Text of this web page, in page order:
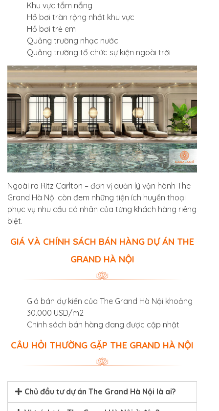
Khu vực tắm nắng
Hồ bơi tràn rộng nhất khu vực
Hồ bơi trẻ em
Quảng trường nhạc nước
Quảng trường tổ chức sự kiện ngoài trời
Ngoài ra Ritz Carlton – đơn vị quản lý vận hành The
Grand Hà Nội còn đem những tiện ích huyền thoại
phục vụ nhu cầu cá nhân của từng khách hàng riêng
biệt.
GIÁ VÀ CHÍNH SÁCH BÁN HÀNG DỰ ÁN THE
GRAND HÀ NỘI
Giá bán dự kiến của The Grand Hà Nội khoảng
30.000 USD/m2
Chính sách bán hàng đang được cập nhật
CÂU HỎI THƯỜNG GẶP THE GRAND HÀ NỘI
Chủ đầu tư dự án The Grand Hà Nội là ai?